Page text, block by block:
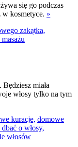
się go podczas
kosmetyce. »
zakątka,
miała
włosy tylko na tym
kuracje, domowe
o włosy,
włosów